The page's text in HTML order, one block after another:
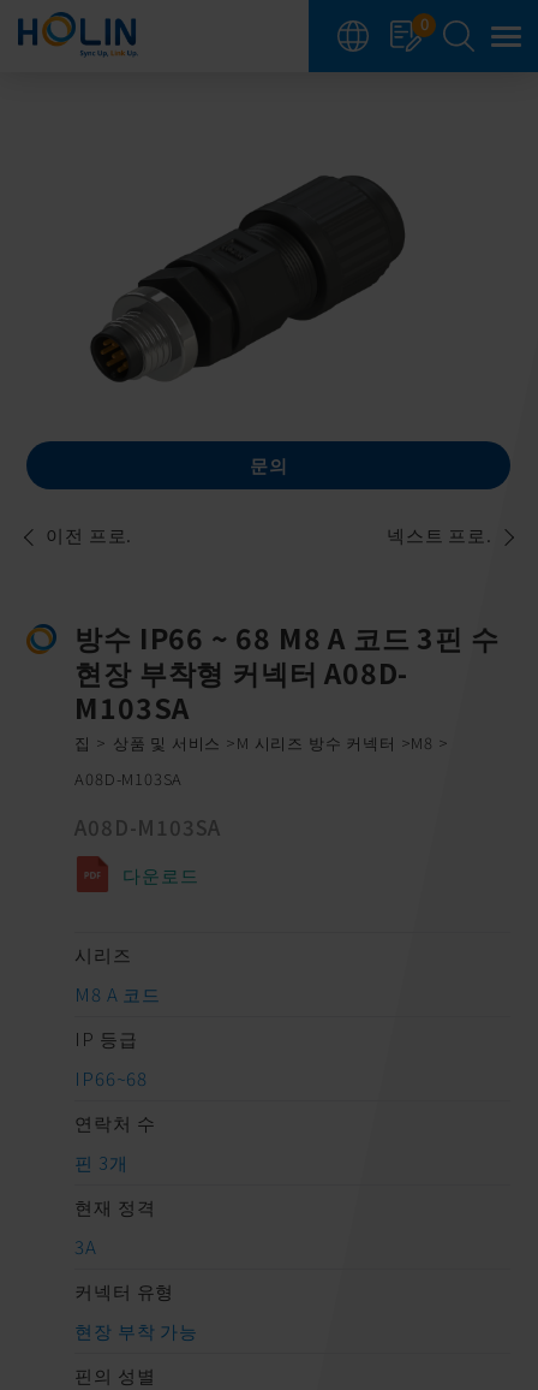
0
문의
이전 프로. 넥스트 프로.
방수 IP66 ~ 68 M8 A 코드 3핀 수
현장 부착형 커넥터 A08D-
M103SA
집 상품 및 서비스 M 시리즈 방수 커넥터
M8
A08D-M103SA
A08D-M103SA
다운로드
시리즈
M8 A 코드
IP 등급
IP66~68
연락처 수
핀 3개
현재 정격
3A
커넥터 유형
현장 부착 가능
핀의 성별
쿠키 관리 패널